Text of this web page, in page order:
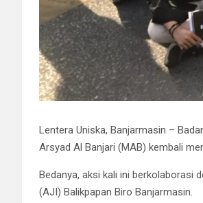
Lentera Uniska, Banjarmasin –
Arsyad Al Banjari (MAB) kembali
Bedanya, aksi kali ini berkolaborasi
(AJI) Balikpapan Biro Banjarmasin.